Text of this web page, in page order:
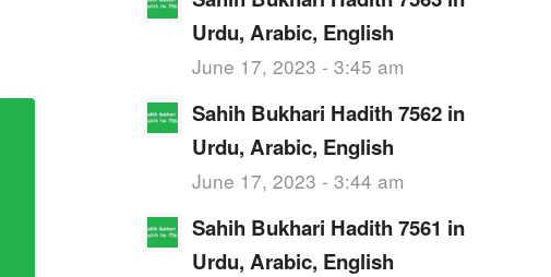
Urdu, Arabic, English
June 17, 2023 - 3:45 am
Sahih Bukhari Hadith 7562 in
Urdu, Arabic, English
June 17, 2023 - 3:44 am
Sahih Bukhari Hadith 7561 in
Urdu, Arabic, English